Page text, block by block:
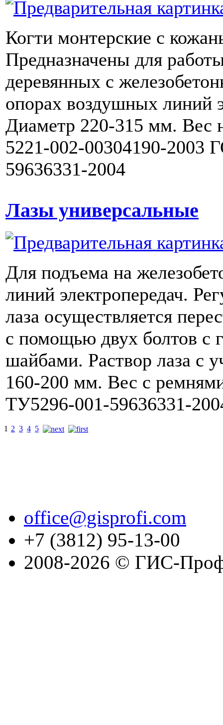
Когти монтерские с
Предназначены для
деревянных с
опорах воздушных линий
Диаметр 220-315 мм. Вес
5221-002-00304190-2003
59636331-2004
Лазы универсальные
Для подъема на
линий электропередач.
лаза осуществляется
с помощью двух болтов с
шайбами. Раствор лаза с
160-200 мм. Вес с
ТУ5296-001-59636331-
1 2 3 4 5
office@gisprofi.com
+7 (3812) 95-13-00
2008-2026 © ГИС-